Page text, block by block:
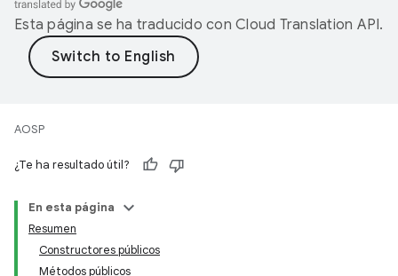
Esta página se ha traducido con Cloud Translation API.
AOSP
¿Te ha resultado útil?
En esta página
Resumen
Constructores públicos
Métodos públicos